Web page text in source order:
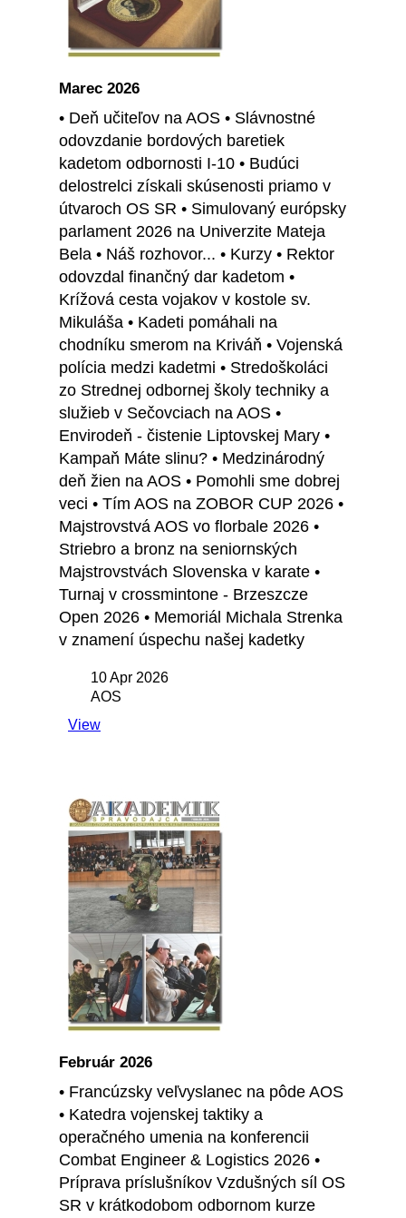
Marec 2026
• Deň učiteľov na AOS • Slávnostné
odovzdanie bordových baretiek
kadetom odbornosti I-10 • Budúci
delostrelci získali skúsenosti priamo v
útvaroch OS SR • Simulovaný európsky
parlament 2026 na Univerzite Mateja
Bela • Náš rozhovor... • Kurzy • Rektor
odovzdal finančný dar kadetom •
Krížová cesta vojakov v kostole sv.
Mikuláša • Kadeti pomáhali na
chodníku smerom na Kriváň • Vojenská
polícia medzi kadetmi • Stredoškoláci
zo Strednej odbornej školy techniky a
služieb v Sečovciach na AOS •
Envirodeň - čistenie Liptovskej Mary •
Kampaň Máte slinu? • Medzinárodný
deň žien na AOS • Pomohli sme dobrej
veci • Tím AOS na ZOBOR CUP 2026 •
Majstrovstvá AOS vo florbale 2026 •
Striebro a bronz na seniornských
Majstrovstvách Slovenska v karate •
Turnaj v crossmintone - Brzeszcze
Open 2026 • Memoriál Michala Strenka
v znamení úspechu našej kadetky
10 Apr 2026
AOS
View
Február 2026
• Francúzsky veľvyslanec na pôde AOS
• Katedra vojenskej taktiky a
operačného umenia na konferencii
Combat Engineer & Logistics 2026 •
Príprava príslušníkov Vzdušných síl OS
SR v krátkodobom odbornom kurze